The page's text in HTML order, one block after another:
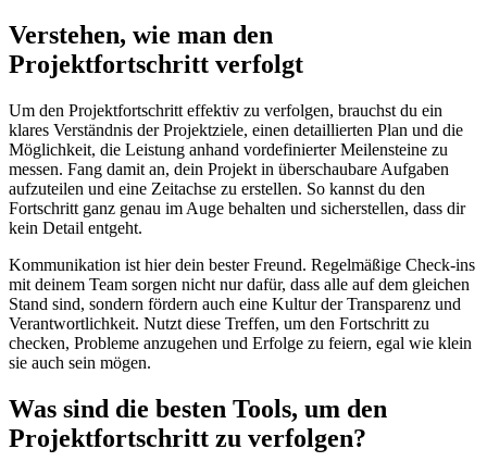
Verstehen, wie man den
Projektfortschritt verfolgt
Um den Projektfortschritt effektiv zu verfolgen, brauchst du ein
klares Verständnis der Projektziele, einen detaillierten Plan und die
Möglichkeit, die Leistung anhand vordefinierter Meilensteine zu
messen. Fang damit an, dein Projekt in überschaubare Aufgaben
aufzuteilen und eine Zeitachse zu erstellen. So kannst du den
Fortschritt ganz genau im Auge behalten und sicherstellen, dass dir
kein Detail entgeht.
Kommunikation ist hier dein bester Freund. Regelmäßige Check-ins
mit deinem Team sorgen nicht nur dafür, dass alle auf dem gleichen
Stand sind, sondern fördern auch eine Kultur der Transparenz und
Verantwortlichkeit. Nutzt diese Treffen, um den Fortschritt zu
checken, Probleme anzugehen und Erfolge zu feiern, egal wie klein
sie auch sein mögen.
Was sind die besten Tools, um den
Projektfortschritt zu verfolgen?